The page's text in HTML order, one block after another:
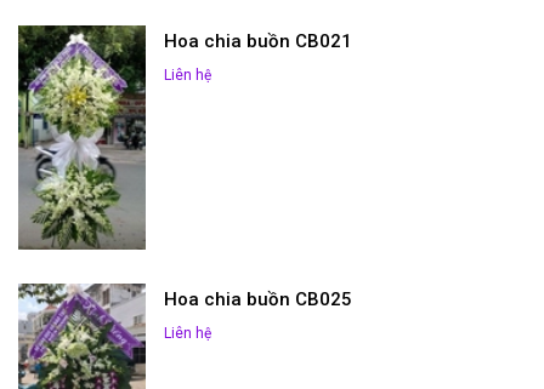
Hoa chia buồn CB021
Liên hệ
Hoa chia buồn CB025
Liên hệ